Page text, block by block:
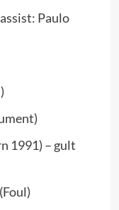
Paulo
1991) – gult